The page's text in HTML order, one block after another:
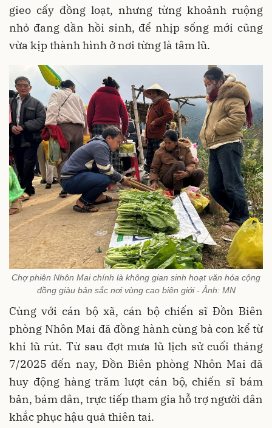
gieo cấy đồng loạt, nhưng từng khoảnh ruộng
nhỏ đang dần hồi sinh, để nhịp sống mới cũng
vừa kịp thành hình ở nơi từng là tâm lũ.
Chợ phiên Nhôn Mai chính là không gian sinh hoạt văn hóa cộng
đồng giàu bản sắc nơi vùng cao biên giới - Ảnh: MN
Cùng với cán bộ xã, cán bộ chiến sĩ Đồn Biên
phòng Nhôn Mai đã đồng hành cùng bà con kể từ
khi lũ rút. Từ sau đợt mưa lũ lịch sử cuối tháng
7/2025 đến nay, Đồn Biên phòng Nhôn Mai đã
huy động hàng trăm lượt cán bộ, chiến sĩ bám
bản, bám dân, trực tiếp tham gia hỗ trợ người dân
khắc phục hậu quả thiên tai.